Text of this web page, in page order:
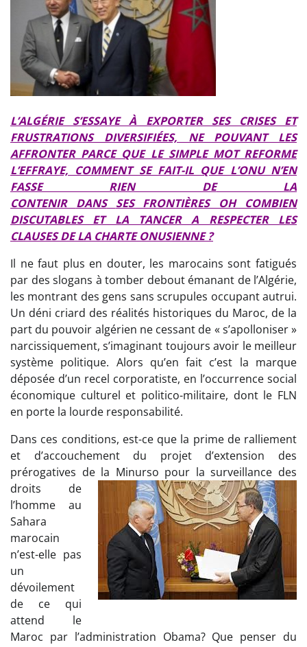
L’ALGÉRIE S’ESSAYE À EXPORTER SES CRISES ET
FRUSTRATIONS DIVERSIFIÉES, NE POUVANT LES
AFFRONTER PARCE QUE LE SIMPLE MOT REFORME
L’EFFRAYE, COMMENT SE FAIT-IL QUE L’ONU N’EN
FASSE RIEN DE
LA
CONTENIR
DANS
SES FRONTIÈRES OH COMBIEN
DISCUTABLES ET LA TANCER A RESPECTER LES
CLAUSES DE LA CHARTE ONUSIENNE ?
Il ne faut plus en douter, les marocains sont fatigués
par des slogans à tomber debout émanant de l’Algérie,
les montrant des gens sans scrupules occupant autrui.
Un déni criard des réalités historiques du Maroc, de la
part du pouvoir algérien ne cessant de « s’apolloniser »
narcissiquement, s’imaginant toujours avoir le meilleur
système politique. Alors qu’en fait c’est la marque
déposée d’un recel corporatiste, en l’occurrence social
économique culturel et politico-militaire, dont le FLN
en porte la lourde responsabilité.
Dans ces conditions, est-ce que la prime de ralliement
et d’accouchement du projet d’extension des
prérogatives de la Minurso pour la surveillance des
droits de
l’homme au
Sahara
marocain
n’est-elle pas
un
dévoilement
de ce qui
attend le
Maroc par l’administration Obama? Que penser du